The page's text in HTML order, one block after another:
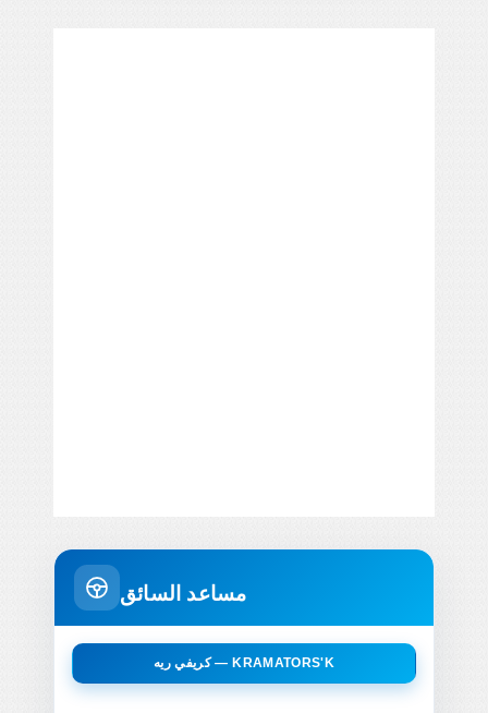
مساعد السائق
كريفي ريه — KRAMATORS'K